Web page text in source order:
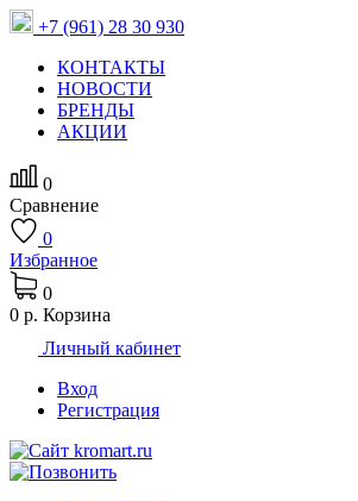
+7 (961) 28 30 930
КОНТАКТЫ
НОВОСТИ
БРЕНДЫ
АКЦИИ
0
Сравнение
0
Избранное
0
0 р. Корзина
Личный кабинет
Вход
Регистрация